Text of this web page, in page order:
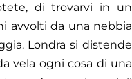
di trovarvi in un
avvolti da una nebbia
Londra si distende
vela ogni cosa di una